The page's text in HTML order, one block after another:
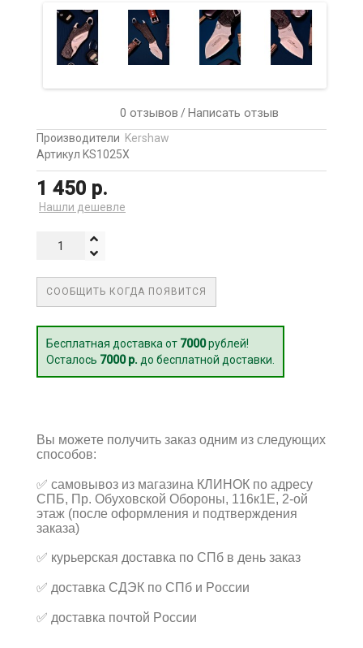
0 отзывов /Написать отзыв
Производители Kershaw
Артикул KS1025X
1 450 р.
Нашли дешевле
СООБЩИТЬ КОГДА ПОЯВИТСЯ
Бесплатная доставка от 7000рублей!
Осталось 7000 р. до бесплатной доставки.
Вы можете получить заказ одним из следующих
способов:
✅ самовывоз из магазина КЛИНОК по адресу
СПБ, Пр. Обуховской Обороны, 116к1Е, 2-ой
этаж (после оформления и подтверждения
заказа)
✅ курьерская доставка по СПб в день заказ
✅ доставка СДЭК по СПб и России
✅ доставка почтой России